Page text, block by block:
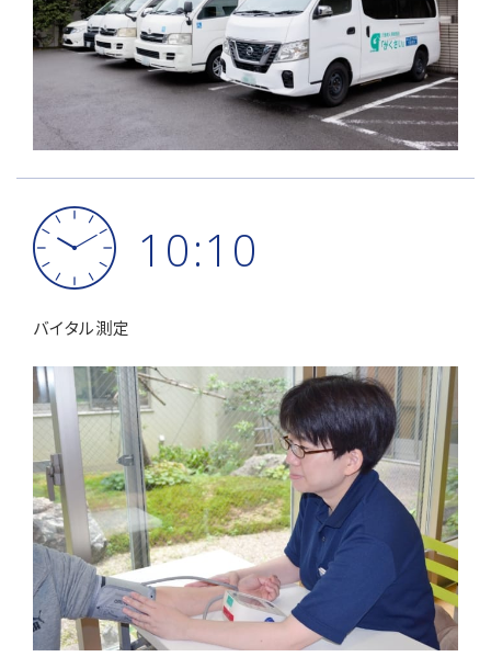
10:10
バイタル測定